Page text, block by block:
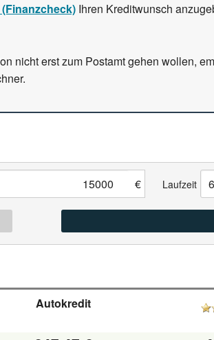
Ihren Kreditwunsch
nicht erst zum Postamt gehen wollen,
€ Laufzeit
Autokredit